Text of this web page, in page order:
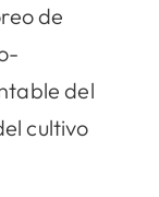
de
del
cultivo